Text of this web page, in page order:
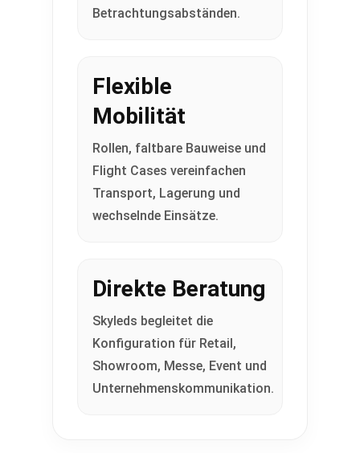
Betrachtungsabständen.
Flexible
Mobilität
Rollen, faltbare Bauweise und
Flight Cases vereinfachen
Transport, Lagerung und
wechselnde Einsätze.
Direkte Beratung
Skyleds begleitet die
Konfiguration für Retail,
Showroom, Messe, Event und
Unternehmenskommunikation.